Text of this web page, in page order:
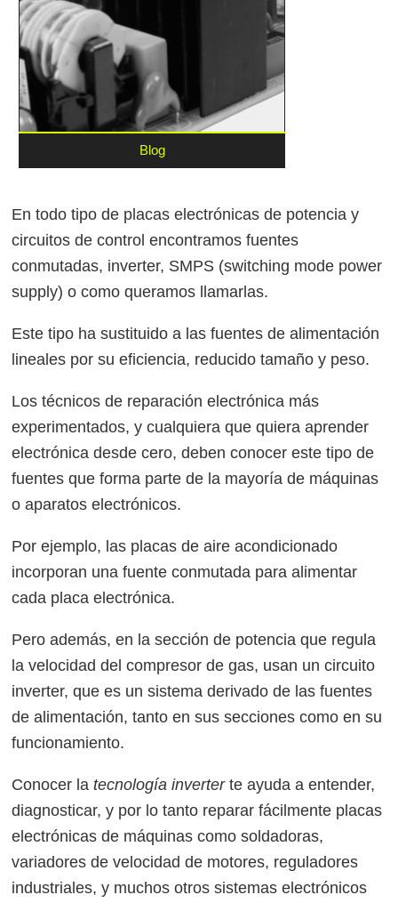
Blog
En todo tipo de placas electrónicas de potencia y
circuitos de control encontramos fuentes
conmutadas, inverter, SMPS (switching mode power
supply) o como queramos llamarlas.
Este tipo ha sustituido a las fuentes de alimentación
lineales por su eficiencia, reducido tamaño y peso.
Los técnicos de reparación electrónica más
experimentados, y cualquiera que quiera aprender
electrónica desde cero, deben conocer este tipo de
fuentes que forma parte de la mayoría de máquinas
o aparatos electrónicos.
Por ejemplo, las placas de aire acondicionado
incorporan una fuente conmutada para alimentar
cada placa electrónica.
Pero además, en la sección de potencia que regula
la velocidad del compresor de gas, usan un circuito
inverter, que es un sistema derivado de las fuentes
de alimentación, tanto en sus secciones como en su
funcionamiento.
Conocer latecnología inverterte ayuda a entender,
diagnosticar, y por lo tanto reparar fácilmente placas
electrónicas de máquinas como soldadoras,
variadores de velocidad de motores, reguladores
industriales, y muchos otros sistemas electrónicos